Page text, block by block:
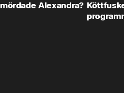
mördade Alexandra?